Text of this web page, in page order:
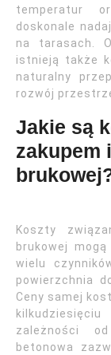
temperatur
doskonale
na tarasach.
istnieją także
naturalny
rozwój
Jakie są
zakupem
Koszty
brukowej
wielu
powierzchnia
Ceny samej
zależności
betonowa